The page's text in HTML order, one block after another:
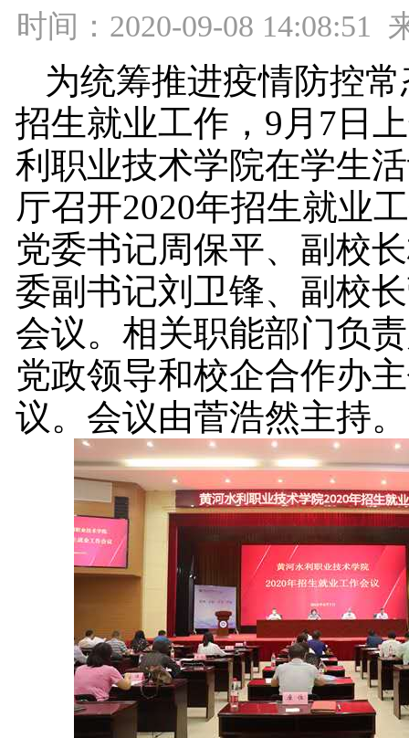
时间：2020-09-08 14:08:51
为统筹推进疫情防控
招生就业工作，9月7日
利职业技术学院在学生
厅召开2020年招生就业
党委书记周保平、副校
委副书记刘卫锋、副校
会议。相关职能部门负
党政领导和校企合作办
议。会议由菅浩然主持。